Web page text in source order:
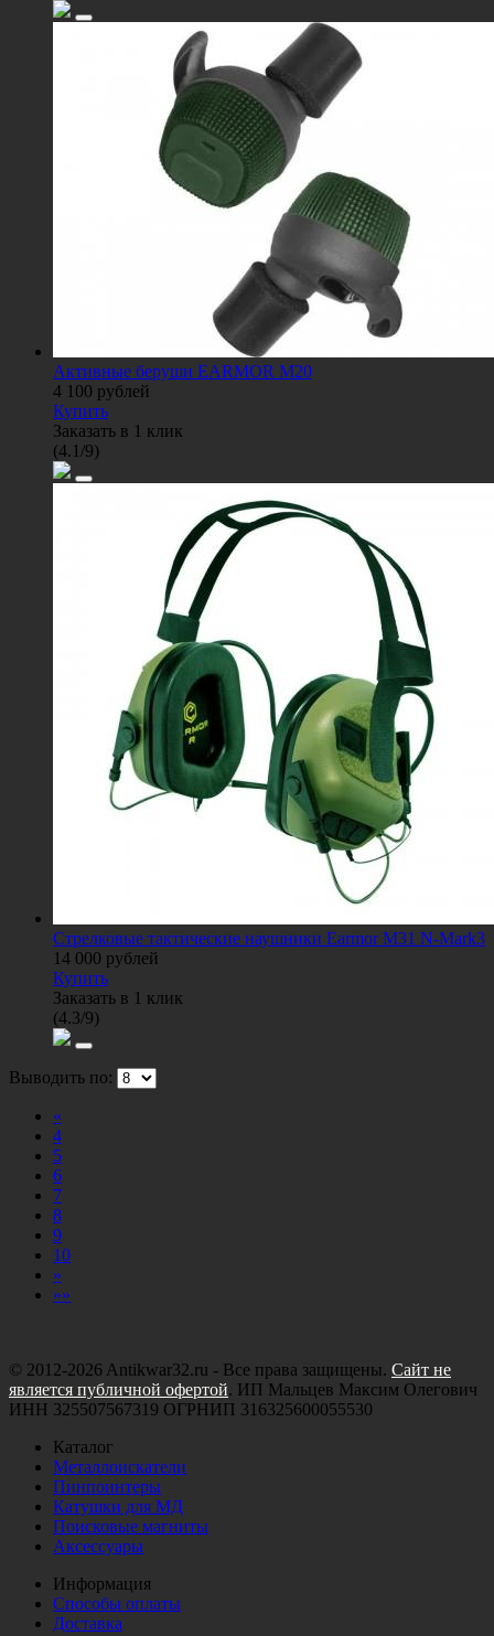
Активные беруши EARMOR M20
4 100 рублей
Купить
Заказать в 1 клик
(4.1 /9)
Стрелковые тактические наушники Earmor M31 N-Mark3
14 000 рублей
Купить
Заказать в 1 клик
(4.3/9)
Выводить по:
«
4
5
6
7
8
9
10
»
»»
© 2012-2026 Antikwar32.ru - Все права защищены. Сайт не
является публичной офертой. ИП Мальцев Максим Олегович
ИНН 325507567319 ОГРНИП 316325600055530
Каталог
Металлоискатели
Пинпоинтеры
Катушки для МД
Поисковые магниты
Аксессуары
Информация
Способы оплаты
Доставка